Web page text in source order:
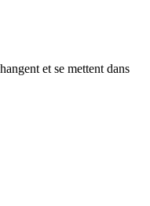
et se mettent dans